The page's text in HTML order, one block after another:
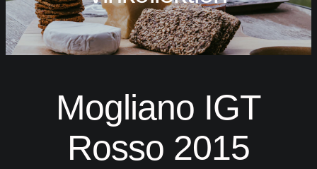
Mogliano IGT
Rosso 2015